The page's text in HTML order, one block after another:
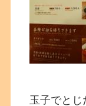
玉子でとじ